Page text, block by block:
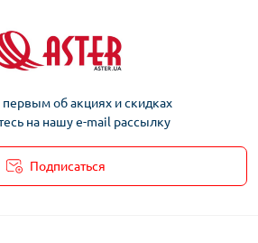
первым об акциях и скидках
на нашу e-mail рассылку
Подписаться